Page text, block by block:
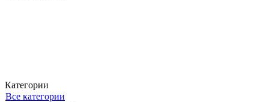
Категории
Все категории